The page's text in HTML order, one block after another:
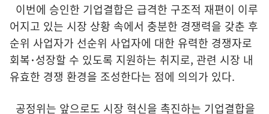
이번에 승인한 기업결합은 급격한 구조적 재편이 이루
어지고 있는 시장 상황 속에서 충분한 경쟁력을 갖춘 후
순위 사업자가 선순위 사업자에 대한 유력한 경쟁자로
회복･성장할 수 있도록 지원하는 취지로, 관련 시장 내
유효한 경쟁 환경을 조성한다는 점에 의의가 있다.
공정위는 앞으로도 시장 혁신을 촉진하는 기업결합을